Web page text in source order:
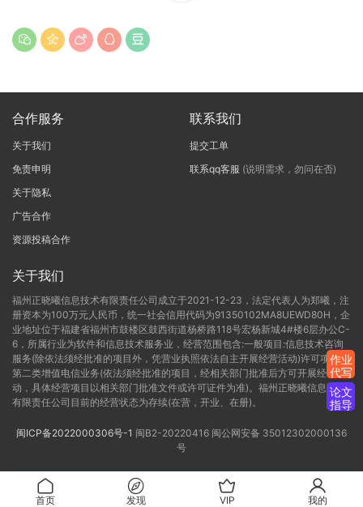
合作服务
关于我们
免责申明
关于隐私
广告合作
资源投稿合作
联系我们
提交工单
联系qq客服 (说明需求，勿问在否)
关于我们
福州正晓曦信息技术有限责任公司成立于2021-12-23，法定代表人为郑曦，注
册资本为100万元人民币，统一社会信用代码为91350102MA8UEWD80H，企
业地址位于福建省福州市鼓楼区鼓西街道杨桥路118号宏杨新城4#楼6层办公C-
6，所属行业为软件和信息技术服务业，经营范围包含:一般项目:信息技术咨询
服务(除依法须经批准的项目外，凭营业执照依法自主开展经营活动)许可项目:
第二类增值电信业务(依法须经批准的项目，经相关部门批准后方可开展经营活
动，具体经营项目以相关部门批准文件或许可证件为准)。福州正晓曦信息技术
有限责任公司目前的经营状态为存续(在营，开业、在册)。
闽ICP备2022000306号-1 闽B2-20220416 闽公网安备 35012302000136
号
作业
代写
论文
指导
首页 发现 VIP 我的